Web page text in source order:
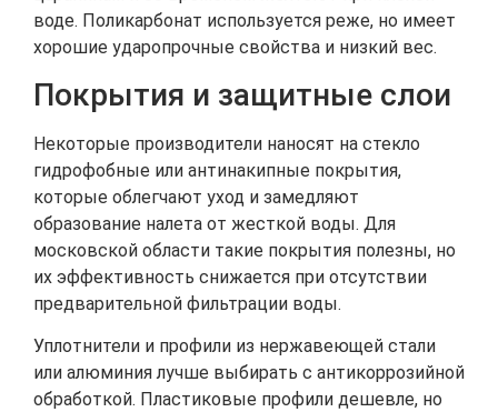
воде. Поликарбонат используется реже, но имеет
хорошие ударопрочные свойства и низкий вес.
Покрытия и защитные слои
Некоторые производители наносят на стекло
гидрофобные или антинакипные покрытия,
которые облегчают уход и замедляют
образование налета от жесткой воды. Для
московской области такие покрытия полезны, но
их эффективность снижается при отсутствии
предварительной фильтрации воды.
Уплотнители и профили из нержавеющей стали
или алюминия лучше выбирать с антикоррозийной
обработкой. Пластиковые профили дешевле, но